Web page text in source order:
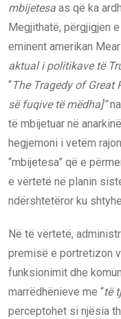
mbijetesa as që ka
Megjithatë, përgjigjen
eminent amerikan
aktual i politikave të
“The Tragedy of Great
së fuqive të mëdha]”
të mbijetuar në
hegjemoni i vetëm
“mbijetesa” që e
e vërtetë në planin
ndërshtetëror ku
Në të vërtetë,
premisë e portretizon
funksionimit dhe
marrëdhënieve me “të
perceptohet si njësia